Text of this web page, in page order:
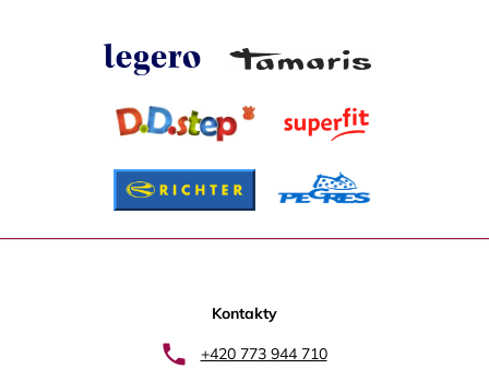
Z
Kontakty
+420 773 944 710